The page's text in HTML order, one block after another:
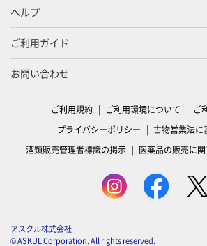
ヘルプ
ご利用ガイド
お問い合わせ
ご利用規約 ご利用環境について
ご
プライバシーポリシー
古物営業法に
酒類販売管理者標識の掲示
医薬品の販売に
アスクル株式会社
© ASKUL Corporation. All rights reserved.